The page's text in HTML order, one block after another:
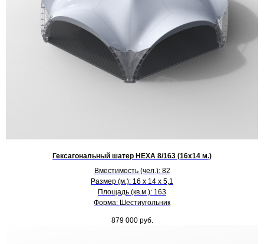
Гексагональный шатер HEXA 8/163 (16х14 м.)
Вместимость (чел.): 82
Размер (м.): 16 х 14 х 5,1
Площадь (кв.м.): 163
Форма: Шестиугольник
879 000 руб.